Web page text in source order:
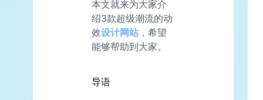
本文就来为大家介
绍3款超级潮流的动
效设计网站，希望
能够帮助到大家。
导语